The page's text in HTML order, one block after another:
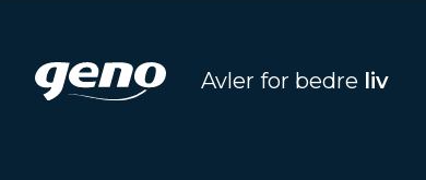
Avler for bedre liv